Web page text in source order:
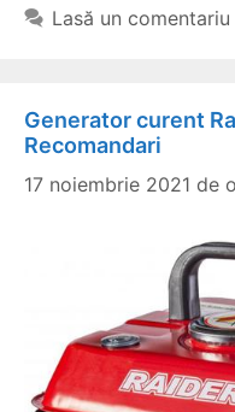
Lasă un comentariu
Generator curent
Recomandari
17 noiembrie 2021 de